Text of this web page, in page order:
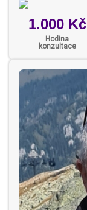
1.000 Kč
Hodina
konzultace